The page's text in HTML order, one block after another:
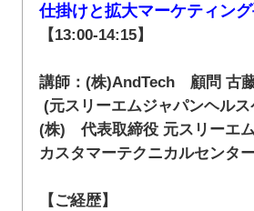
仕掛けと拡大マーケティン
【13:00-14:15】
講師：(株)AndTech 顧問
(元スリーエムジャパンヘル
(株) 代表取締役 元スリーエ
カスタマーテクニカルセンタ
【ご経歴】